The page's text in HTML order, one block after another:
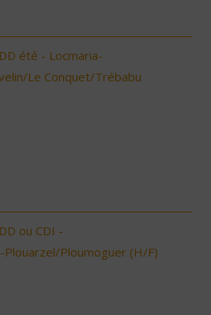
été - Locmaria-
Le Conquet/Trébabu
ou CDI -
Plouarzel/Ploumoguer (H/F)